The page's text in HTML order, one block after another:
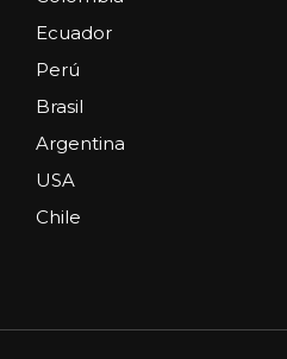
Ecuador
Perú
Brasil
Argentina
USA
Chile